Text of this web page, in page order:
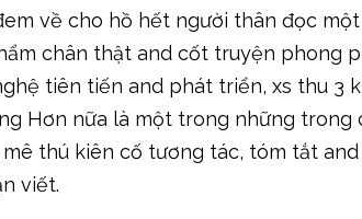
về cho hồ hết người thân đọc
chân thật and cốt truyện phong
tiên tiến and phát triển, xs thu 3
Hơn nữa là một trong những trong
thú kiên cố tương tác, tóm tắt
viết.